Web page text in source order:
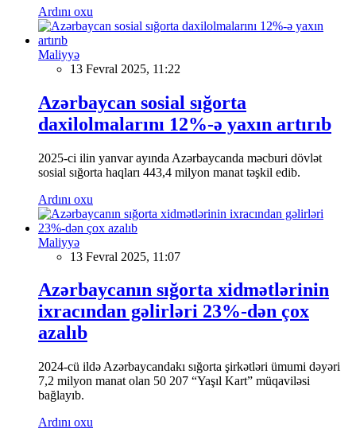
Ardını oxu
Maliyyə
13 Fevral 2025, 11:22
Azərbaycan sosial sığorta
daxilolmalarını 12%-ə yaxın artırıb
2025-ci ilin yanvar ayında Azərbaycanda məcburi dövlət
sosial sığorta haqları 443,4 milyon manat təşkil edib.
Ardını oxu
Maliyyə
13 Fevral 2025, 11:07
Azərbaycanın sığorta xidmətlərinin
ixracından gəlirləri 23%-dən çox
azalıb
2024-cü ildə Azərbaycandakı sığorta şirkətləri ümumi dəyəri
7,2 milyon manat olan 50 207 “Yaşıl Kart” müqaviləsi
bağlayıb.
Ardını oxu